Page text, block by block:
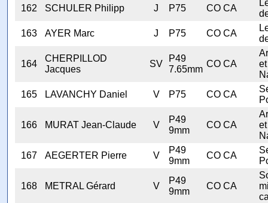
162
SCHULER Philipp J P75 CO CA
163
AYER Marc J P75 CO CA
164
CHERPILLOD
Jacques
SV
P49
7.65mm
CO CA
et
165
LAVANCHY Daniel V P75 CO CA
166 MURAT Jean-Claude V
P49
9mm
CO CA
et
167
AEGERTER Pierre V
P49
9mm
CO CA
168 METRAL Gérard V
P49
9mm
CO CA